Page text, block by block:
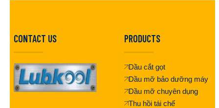
CONTACT US PRODUCTS
Dầu cắt gọt
Dầu mỡ bảo dưỡng máy
Dầu mỡ chuyên dụng
Thu hồi tái chế